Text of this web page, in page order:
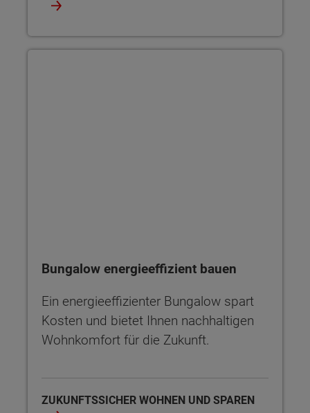
Bungalow energieeffizient bauen
Ein energieeffizienter Bungalow spart
Kosten und bietet Ihnen nachhaltigen
Wohnkomfort für die Zukunft.
ZUKUNFTSSICHER WOHNEN UND SPAREN